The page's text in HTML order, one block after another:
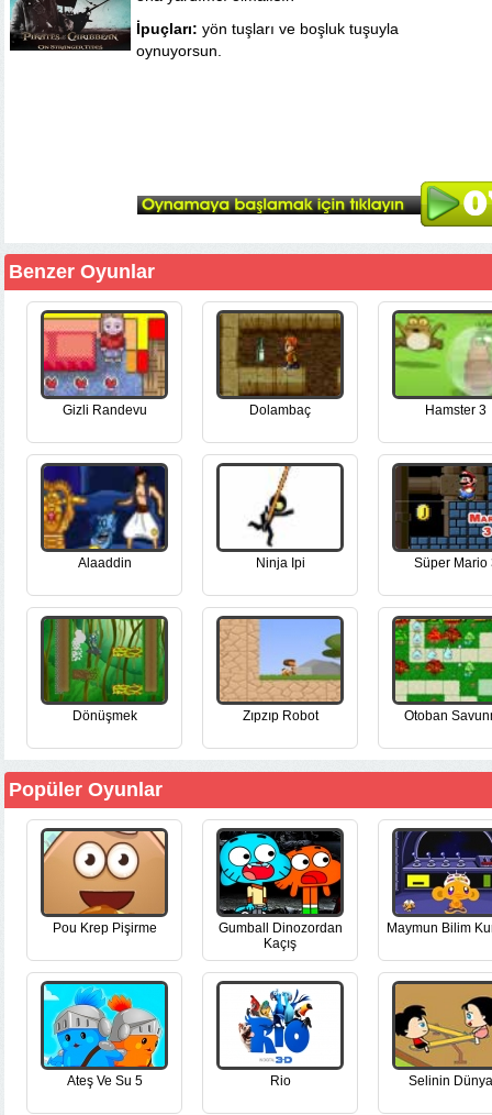
İpuçları: yön tuşları ve boşluk tuşuyla
oynuyorsun.
Benzer Oyunlar
Gizli Randevu Dolambaç Hamster 3
Alaaddin Ninja Ipi Süper Mario
Dönüşmek Zıpzıp Robot Otoban
Popüler Oyunlar
Pou Krep Pişirme
Gumball Dinozordan
Kaçış
Maymun Bilim
Ateş Ve Su 5 Rio Selinin